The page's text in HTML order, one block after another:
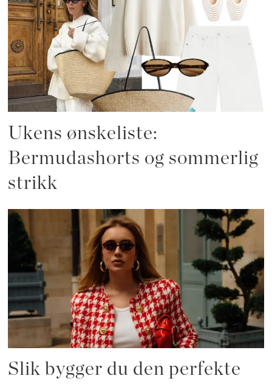
Ukens ønskeliste:
Bermudashorts og sommerlig
strikk
Slik bygger du den perfekte